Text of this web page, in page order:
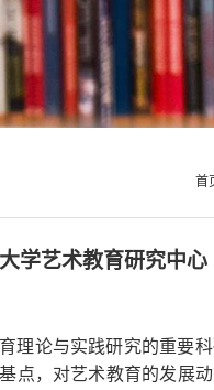
首
学艺术教育研究中心
理论与实践研究的重要
点，对艺术教育的发展